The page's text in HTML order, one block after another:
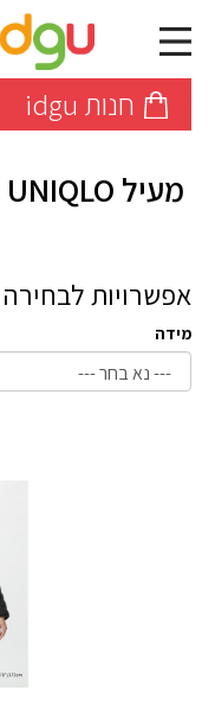
חנות idgu
אפשרויות לבחירה
מידה